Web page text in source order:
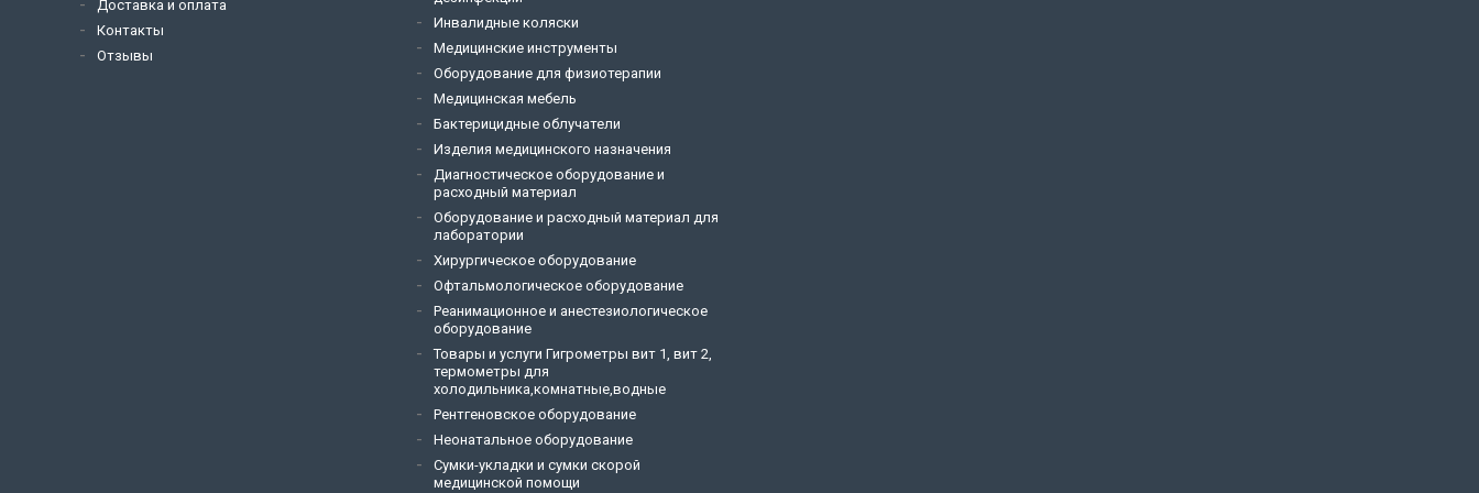
Доставка и оплата
Контакты
Отзывы
Инвалидные коляски
Медицинские инструменты
Оборудование для физиотерапии
Медицинская мебель
Бактерицидные облучатели
Изделия медицинского назначения
Диагностическое оборудование и
расходный материал
Оборудование и расходный материал для
лаборатории
Хирургическое оборудование
Офтальмологическое оборудование
Реанимационное и анестезиологическое
оборудование
Товары и услуги Гигрометры вит 1, вит 2,
термометры для
холодильника,комнатные,водные
Рентгеновское оборудование
Неонатальное оборудование
Сумки-укладки и сумки скорой
медицинской помощи